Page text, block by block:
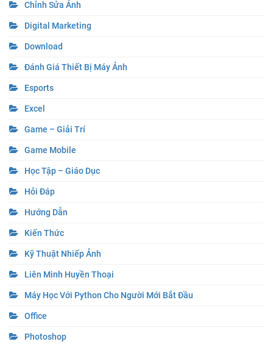
Chỉnh Sửa Ảnh
Digital Marketing
Download
Đánh Giá Thiết Bị Máy Ảnh
Esports
Excel
Game – Giải Trí
Game Mobile
Học Tập – Giáo Dục
Hỏi Đáp
Hướng Dẫn
Kiến Thức
Kỹ Thuật Nhiếp Ảnh
Liên Minh Huyền Thoại
Máy Học Với Python Cho Người Mới Bắt Đầu
Office
Photoshop